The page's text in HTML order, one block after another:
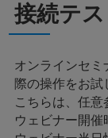
接続テ
オンラインセ
際の操作をお試
こちらは、任
ウェビナー開催